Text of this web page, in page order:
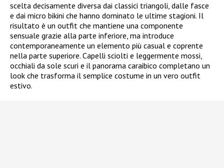
scelta decisamente diversa dai classici triangoli, dalle fasce
e dai micro bikini che hanno dominato le ultime stagioni. Il
risultato è un outfit che mantiene una componente
sensuale grazie alla parte inferiore, ma introduce
contemporaneamente un elemento più casual e coprente
nella parte superiore. Capelli sciolti e leggermente mossi,
occhiali da sole scuri e il panorama caraibico completano un
look che trasforma il semplice costume in un vero outfit
estivo.